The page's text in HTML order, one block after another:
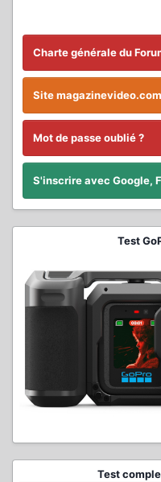
Charte générale du
Site magazinevideo.com
Mot de passe oublié ?
S'inscrire avec Google,
Test
Test